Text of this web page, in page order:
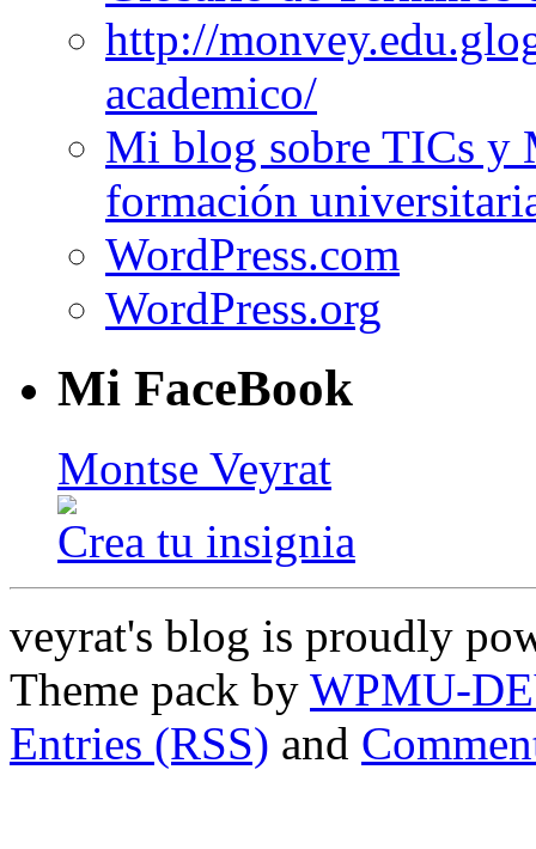
http://
academico/
Mi blog sobre TICs y
formación
WordPress.com
WordPress.org
Mi FaceBook
Montse Veyrat
Crea tu insignia
veyrat's blog is proudly
Theme pack by WPMU-
Entries (RSS) and